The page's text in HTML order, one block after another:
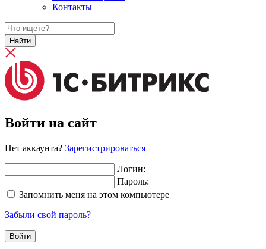
Контакты
Найти
Войти на сайт
Нет аккаунта? Зарегистрироваться
Логин:
Пароль:
Запомнить меня на этом компьютере
Забыли свой пароль?